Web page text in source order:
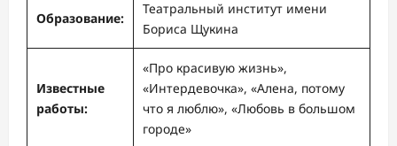
Образование:
Театральный институт имени
Бориса Щукина
Известные
работы:
«Про красивую жизнь»,
«Интердевочка», «Алена, потому
что я люблю», «Любовь в большом
городе»